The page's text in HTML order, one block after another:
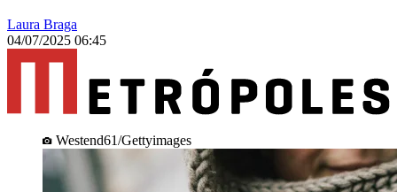
Laura Braga
04/07/2025 06:45
Westend61/Gettyimages